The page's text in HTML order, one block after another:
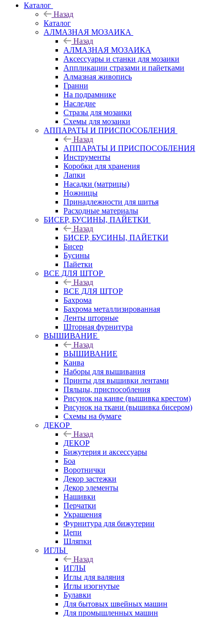
Каталог
Назад
Каталог
АЛМАЗНАЯ МОЗАИКА
Назад
АЛМАЗНАЯ МОЗАИКА
Аксессуары и станки для мозаики
Аппликации стразами и пайетками
Алмазная живопись
Гранни
На подрамнике
Наследие
Стразы для мозаики
Схемы для мозаики
АППАРАТЫ И ПРИСПОСОБЛЕНИЯ
Назад
АППАРАТЫ И ПРИСПОСОБЛЕНИЯ
Инструменты
Коробки для хранения
Лапки
Насадки (матрицы)
Ножницы
Принадлежности для шитья
Расходные материалы
БИСЕР, БУСИНЫ, ПАЙЕТКИ
Назад
БИСЕР, БУСИНЫ, ПАЙЕТКИ
Бисер
Бусины
Пайетки
ВСЕ ДЛЯ ШТОР
Назад
ВСЕ ДЛЯ ШТОР
Бахрома
Бахрома металлизированная
Ленты шторные
Шторная фурнитура
ВЫШИВАНИЕ
Назад
ВЫШИВАНИЕ
Канва
Наборы для вышивания
Принты для вышивки лентами
Пяльцы, приспособления
Рисунок на канве (вышивка крестом)
Рисунок на ткани (вышивка бисером)
Схемы на бумаге
ДЕКОР
Назад
ДЕКОР
Бижутерия и аксессуары
Боа
Воротнички
Декор застежки
Декор элементы
Нашивки
Перчатки
Украшения
Фурнитура для бижутерии
Цепи
Шляпки
ИГЛЫ
Назад
ИГЛЫ
Иглы для валяния
Иглы изогнутые
Булавки
Для бытовых швейных машин
Для промышленных машин